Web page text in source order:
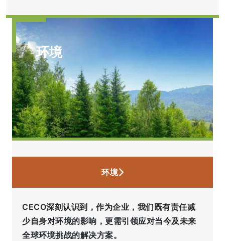
环境
环境
CECO深刻认识到，作为企业，我们既有责任减
少自身对环境的影响，更需引领应对当今及未来
全球环境挑战的解决方案。